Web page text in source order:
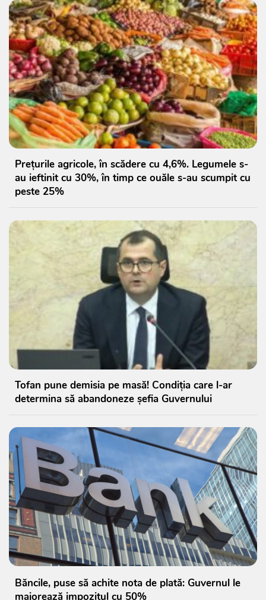
Prețurile agricole, în scădere cu 4,6%. Legumele s-
au ieftinit cu 30%, în timp ce ouăle s-au scumpit cu
peste 25%
Tofan pune demisia pe masă! Condiția care l-ar
determina să abandoneze șefia Guvernului
Băncile, puse să achite nota de plată: Guvernul le
majorează impozitul cu 50%